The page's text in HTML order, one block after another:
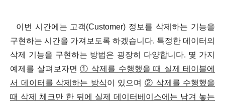
이번 시간에는 고객(Customer) 정보를 삭제하는 기능을
구현하는 시간을 가져보도록 하겠습니다. 특정한 데이터의
삭제 기능을 구현하는 방법은 굉장히 다양합니다. 몇 가지
예제를 살펴보자면 ① 삭제를 수행했을 때 실제 테이블에
서 데이터를 삭제하는 방식이 있으며 ② 삭제를 수행했을
때 삭제 체크만 한 뒤에 실제 데이터베이스에는 남겨 놓는